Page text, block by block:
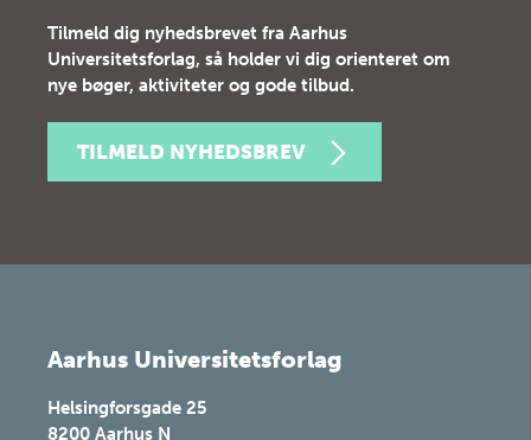
Tilmeld dig nyhedsbrevet fra Aarhus
Universitetsforlag, så holder vi dig orienteret om
nye bøger, aktiviteter og gode tilbud.
TILMELD NYHEDSBREV
Aarhus Universitetsforlag
Helsingforsgade 25
8200 Aarhus N